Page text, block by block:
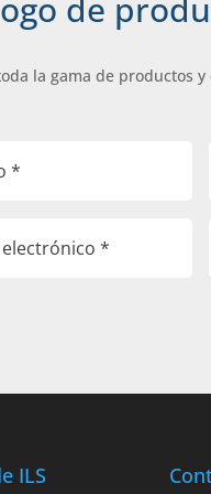
de
la gama de productos y
ILS